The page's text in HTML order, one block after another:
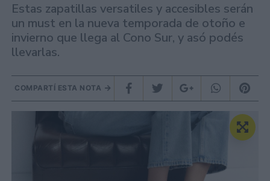
Estas zapatillas versatiles y accesibles serán
un must en la nueva temporada de otoño e
invierno que llega al Cono Sur, y asó podés
llevarlas.
COMPARTÍ ESTA NOTA